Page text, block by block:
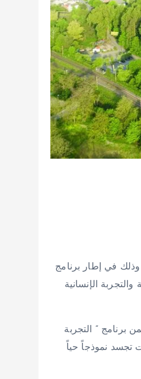
الدوليين، وذلك في إطار برنامج
الإنسانية
برنامج ” التجربة
تجسد نموذجاً حياً